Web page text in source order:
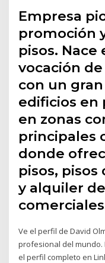
Empresa
promoción
pisos. Nace
vocación
con un
edificios en
en zonas
principales
donde
pisos,
y alquiler
Ve el perfil de David
profesional del mundo.
el perfil completo en